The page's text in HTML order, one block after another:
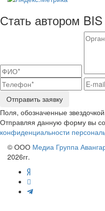
Стать автором
Отправить заявку
Поля, обозначенные
Отправляя данную форму вы
конфиденциальности
© ООО Медиа Группа
2026гг.